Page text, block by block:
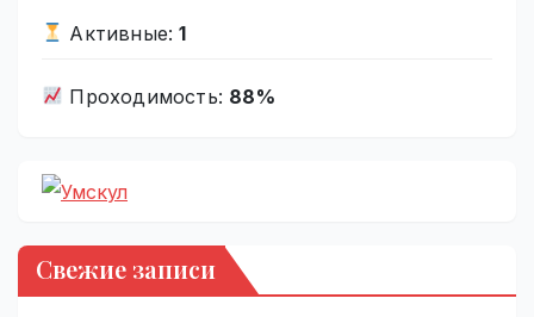
Активные:1
Проходимость: 88%
Свежие записи